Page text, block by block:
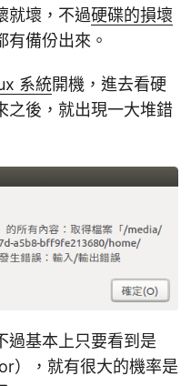
就壞，不過硬碟的損壞
有備份出來。
系統開機，進去看硬
之後，就出現一大堆錯
過基本上只要看到是
），就有很大的機率是